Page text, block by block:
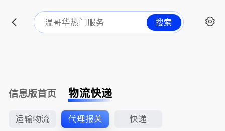
搜索
信息版首页 物流快递
运输物流 代理报关 快递